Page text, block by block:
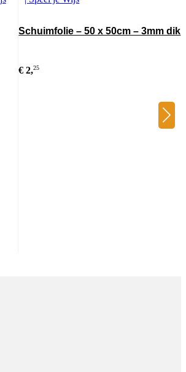
Schuimfolie – 50 x 50cm – 3mm dik
€ 2,25